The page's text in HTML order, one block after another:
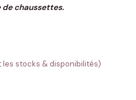
de chaussettes.
les stocks & disponibilités)